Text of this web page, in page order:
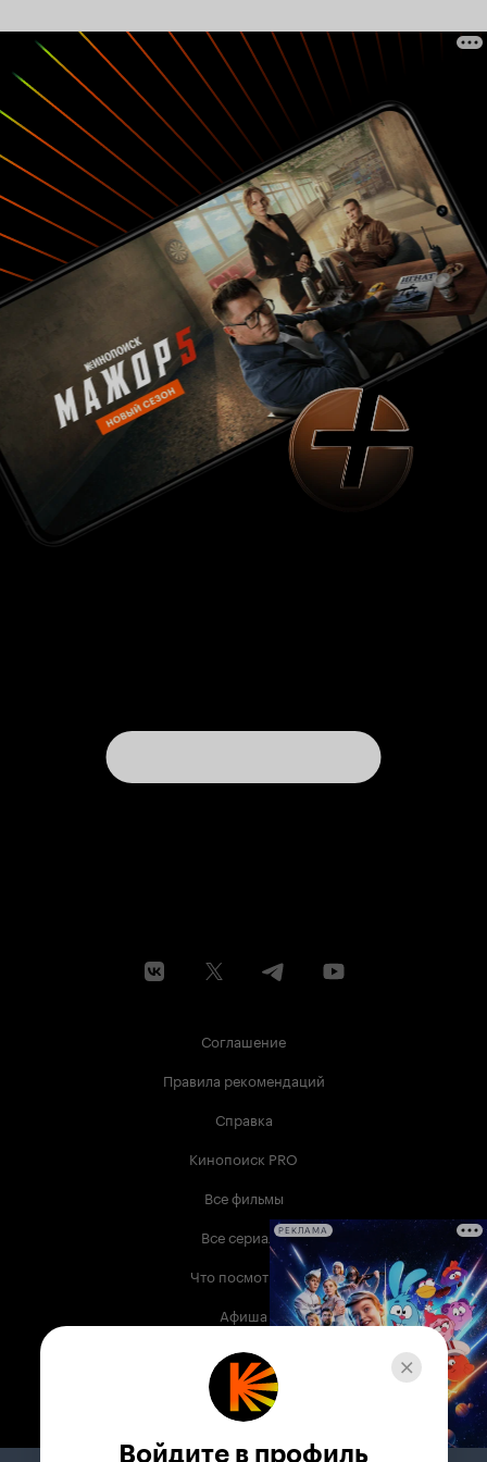
Соглашение
Правила рекомендаций
Справка
Кинопоиск PRO
Все фильмы
Все сериалы
Что посмотреть
Афиша
Музыка
Телепрограмма
РЕКЛАМА
Войдите в профиль